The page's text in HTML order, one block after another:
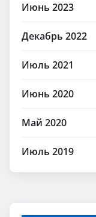
Июнь 2023
Декабрь 2022
Июль 2021
Июнь 2020
Май 2020
Июль 2019